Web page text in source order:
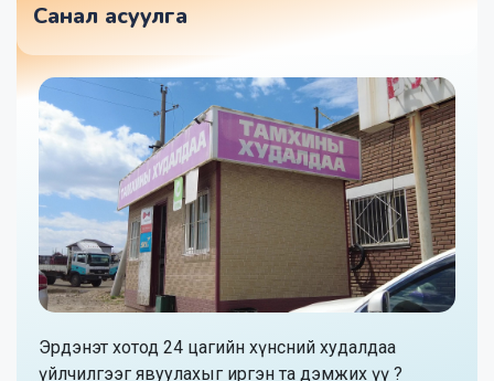
Санал асуулга
Эрдэнэт хотод 24 цагийн хүнсний худалдаа
үйлчилгээг явуулахыг иргэн та дэмжих үү ?